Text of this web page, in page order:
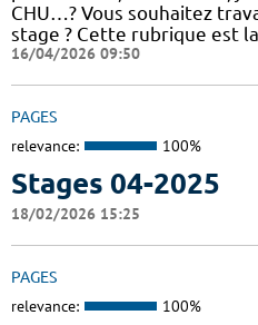
CHU…? Vous souhaitez
stage ? Cette rubrique est
16/04/2026 09:50
PAGES
relevance: 100%
Stages 04-2025
18/02/2026 15:25
PAGES
relevance: 100%